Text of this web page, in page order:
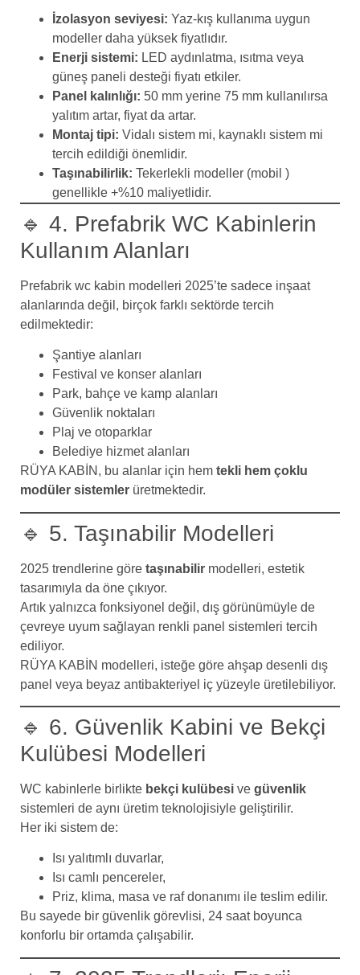
İzolasyon seviyesi: Yaz-kış kullanıma uygun
modeller daha yüksek fiyatlıdır.
Enerji sistemi: LED aydınlatma, ısıtma veya
güneş paneli desteği fiyatı etkiler.
Panel kalınlığı: 50 mm yerine 75 mm kullanılırsa
yalıtım artar, fiyat da artar.
Montaj tipi: Vidalı sistem mi, kaynaklı sistem mi
tercih edildiği önemlidir.
Taşınabilirlik: Tekerlekli modeller (mobil )
genellikle +%10 maliyetlidir.
🔹 4. Prefabrik WC Kabinlerin
Kullanım Alanları
Prefabrik wc kabin modelleri 2025’te sadece inşaat
alanlarında değil, birçok farklı sektörde tercih
edilmektedir:
Şantiye alanları
Festival ve konser alanları
Park, bahçe ve kamp alanları
Güvenlik noktaları
Plaj ve otoparklar
Belediye hizmet alanları
RÜYA KABİN, bu alanlar için hem tekli hem çoklu
modüler sistemler üretmektedir.
🔹 5. Taşınabilir Modelleri
2025 trendlerine göre taşınabilir modelleri, estetik
tasarımıyla da öne çıkıyor.
Artık yalnızca fonksiyonel değil, dış görünümüyle de
çevreye uyum sağlayan renkli panel sistemleri tercih
ediliyor.
RÜYA KABİN modelleri, isteğe göre ahşap desenli dış
panel veya beyaz antibakteriyel iç yüzeyle üretilebiliyor.
🔹 6. Güvenlik Kabini ve Bekçi
Kulübesi Modelleri
WC kabinlerle birlikte bekçi kulübesi ve güvenlik
sistemleri de aynı üretim teknolojisiyle geliştirilir.
Her iki sistem de:
Isı yalıtımlı duvarlar,
Isı camlı pencereler,
Priz, klima, masa ve raf donanımı ile teslim edilir.
Bu sayede bir güvenlik görevlisi, 24 saat boyunca
konforlu bir ortamda çalışabilir.